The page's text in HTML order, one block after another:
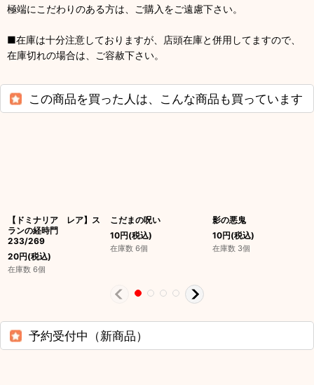
極端にこだわりのある方は、ご購入をご遠慮下さい。
■在庫は十分注意しておりますが、店頭在庫と併用してますので、
在庫切れの場合は、ご容赦下さい。
この商品を買った人は、こんな商品も買っています
【ドミナリア レア】ス
ランの経時門
233/269
20円(税込)
在庫数 6個
こだまの呪い
10円(税込)
在庫数 6個
影の悪鬼
10円(税込)
在庫数 3個
予約受付中（新商品）